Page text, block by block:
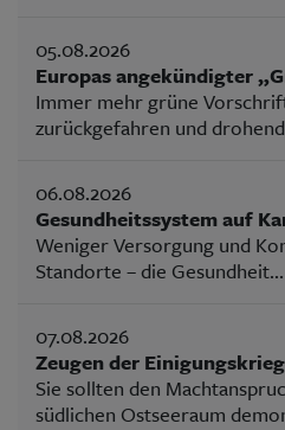
05.08.2026
Europas angekündigter
Immer mehr grüne
zurückgefahren und
06.08.2026
Gesundheitssystem auf
Weniger Versorgung und
Standorte – die Gesundheit...
07.08.2026
Zeugen der
Sie sollten den
südlichen Ostseeraum